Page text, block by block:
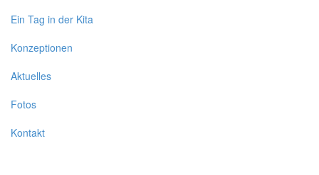
Ein Tag in der Kita
Konzeptionen
Aktuelles
Fotos
Kontakt